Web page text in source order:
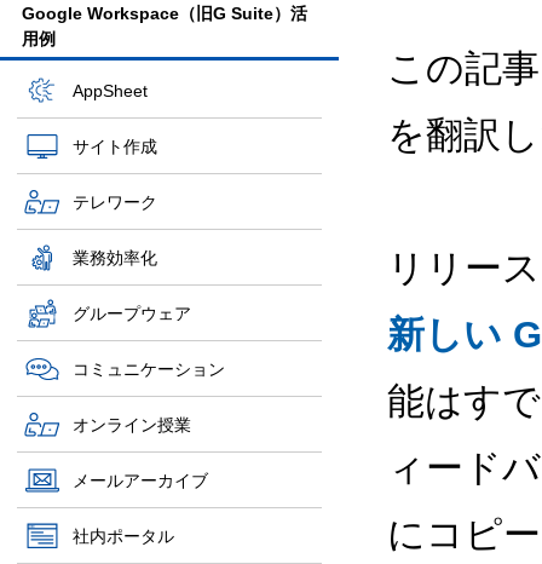
Google Workspace（旧G Suite）活
用例
AppSheet
サイト作成
テレワーク
業務効率化
グループウェア
コミュニケーション
オンライン授業
メールアーカイブ
社内ポータル
この記
を翻訳
リリー
新しい
能はす
ィード
にコピ